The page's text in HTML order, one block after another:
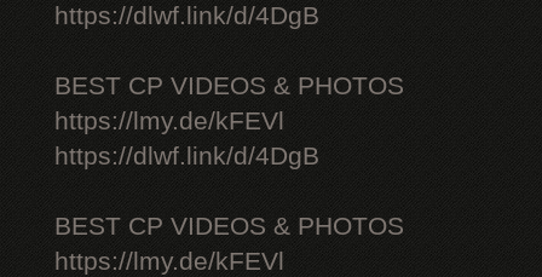
https://dlwf.link/d/4DgB
BEST CP VIDEOS & PHOTOS
https://lmy.de/kFEVl
https://dlwf.link/d/4DgB
BEST CP VIDEOS & PHOTOS
https://lmy.de/kFEVl